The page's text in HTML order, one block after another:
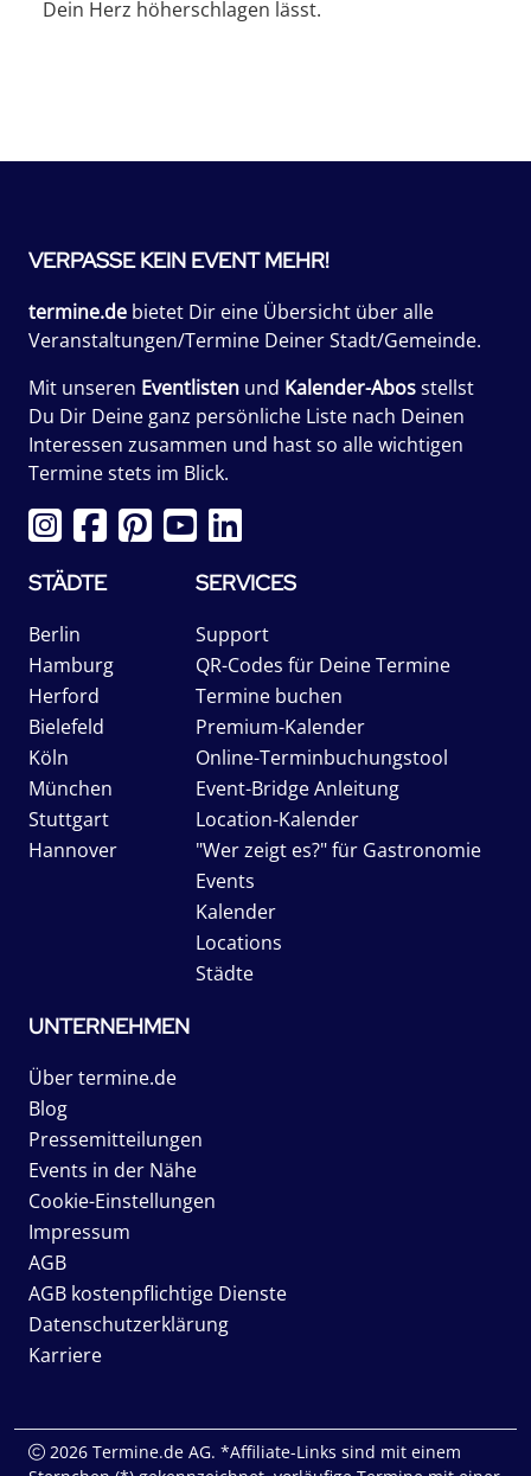
Dein Herz höherschlagen lässt.
VERPASSE KEIN EVENT MEHR!
termine.de bietet Dir eine Übersicht über alle
Veranstaltungen/Termine Deiner Stadt/Gemeinde.
Mit unseren Eventlisten und Kalender-Abosstellst
Du Dir Deine ganz persönliche Liste nach Deinen
Interessen zusammen und hast so alle wichtigen
Termine stets im Blick.
STÄDTE
Berlin
Hamburg
Herford
Bielefeld
Köln
München
Stuttgart
Hannover
SERVICES
Support
QR-Codes für Deine Termine
Termine buchen
Premium-Kalender
Online-Terminbuchungstool
Event-Bridge Anleitung
Location-Kalender
"Wer zeigt es?" für Gastronomie
Events
Kalender
Locations
Städte
UNTERNEHMEN
Über termine.de
Blog
Pressemitteilungen
Events in der Nähe
Cookie-Einstellungen
Impressum
AGB
AGB kostenpflichtige Dienste
Datenschutzerklärung
Karriere
2026 Termine.de AG. *Affiliate-Links sind mit einem